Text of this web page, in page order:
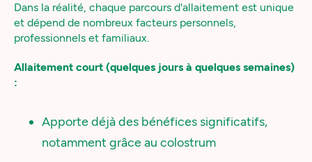
Dans la réalité, chaque parcours d'allaitement est unique
et dépend de nombreux facteurs personnels,
professionnels et familiaux.
Allaitement court (quelques jours à quelques semaines)
:
Apporte déjà des bénéfices significatifs,
notamment grâce au colostrum